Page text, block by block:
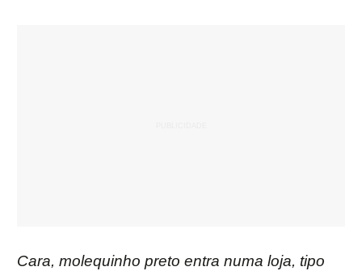
Cara, molequinho preto entra numa loja, tipo